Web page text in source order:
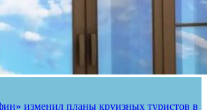
изменил планы круизных туристов в